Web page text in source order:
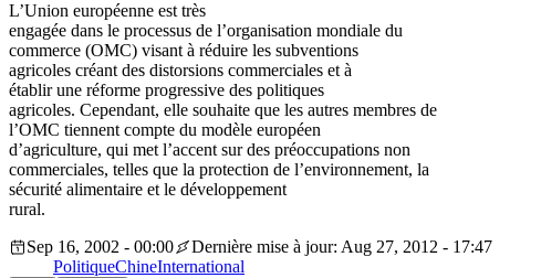
L’Union européenne est très
engagée dans le processus de l’organisation mondiale du
commerce (OMC) visant à réduire les subventions
agricoles créant des distorsions commerciales et à
établir une réforme progressive des politiques
agricoles. Cependant, elle souhaite que les autres membres de
l’OMC tiennent compte du modèle européen
d’agriculture, qui met l’accent sur des préoccupations non
commerciales, telles que la protection de l’environnement, la
sécurité alimentaire et le développement
rural.
Sep 16, 2002 - 00:00
Dernière mise à jour: Aug 27, 2012 - 17:47
PolitiqueChineInternational